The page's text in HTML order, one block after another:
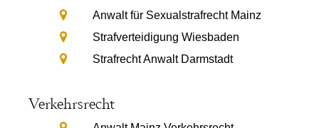
Anwalt für Sexualstrafrecht Mainz
Strafverteidigung Wiesbaden
Strafrecht Anwalt Darmstadt
Verkehrsrecht